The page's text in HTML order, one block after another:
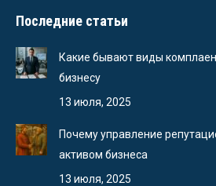
Последние статьи
Какие бывают виды
бизнесу
13 июля, 2025
Почему управление
активом бизнеса
13 июля, 2025